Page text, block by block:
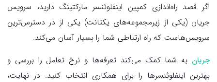
اگر قصد راه‌اندازی کمپین اینفلوئنسر مارکتینگ دارید، سرویس
جریان (یکی از زیرمجموعه‌های یکتانت) یکی از در دسترس‌ترین
سرویس‌هاست که راه ارتباطی شما را بسیار آسان می‌کند.
جریان به شما کمک می‌کند تعرفه‌ها و نرخ تعامل را بررسی و
بهترین اینفلوئنسرها را برای همکاری انتخاب کنید. در نهایت،